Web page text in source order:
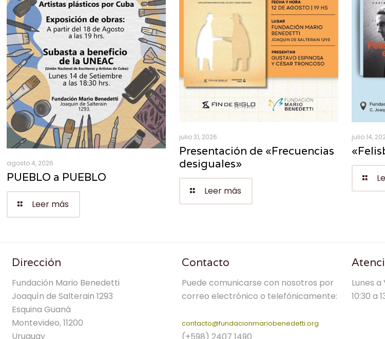
agosto 4, 2026
PUEBLO a PUEBLO
Leer más
julio 31, 2026
Presentación de «Frecuencias
desiguales»
Leer más
julio 14,
Dirección
Fundación Mario Benedetti
Joaquín de Salterain 1293
Esquina Guaná
Montevideo, 11200
Uruguay
Contacto
Puede comunicarse con nosotros por
correo electrónico o telefónicamente:
contacto@fundacionmariobenedetti.org
(+598) 2407 1490
Lunes a
10:30 a